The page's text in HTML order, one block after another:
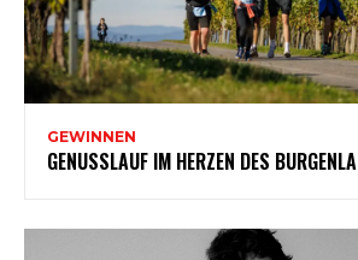
GEWINNEN
GENUSSLAUF IM HERZEN DES